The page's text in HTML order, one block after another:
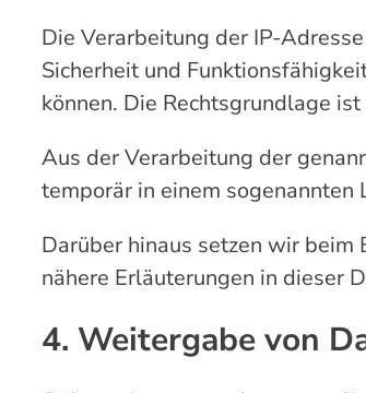
Die Verarbeitung der IP-
Sicherheit und
können. Die Rechtsgrundlage
Aus der Verarbeitung der
temporär in einem sogenannten
Darüber hinaus setzen wir
nähere Erläuterungen in dieser
4. Weitergabe von